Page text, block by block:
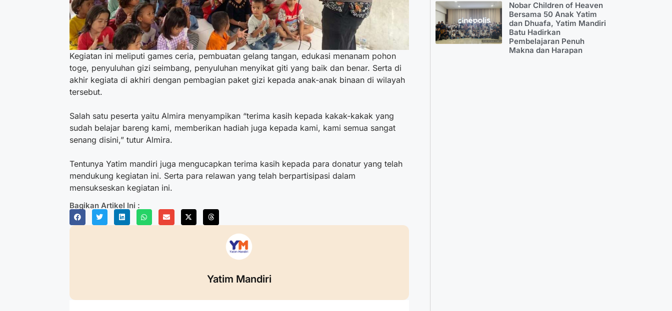
Kegiatan ini meliputi games ceria, pembuatan gelang tangan, edukasi menanam pohon
toge, penyuluhan gizi seimbang, penyuluhan menyikat giti yang baik dan benar. Serta di
akhir kegiata di akhiri dengan pembagian paket gizi kepada anak-anak binaan di wilayah
tersebut.
Salah satu peserta yaitu Almira menyampikan “terima kasih kepada kakak-kakak yang
sudah belajar bareng kami, memberikan hadiah juga kepada kami, kami semua sangat
senang disini,” tutur Almira.
Tentunya Yatim mandiri juga mengucapkan terima kasih kepada para donatur yang telah
mendukung kegiatan ini. Serta para relawan yang telah berpartisipasi dalam
mensukseskan kegiatan ini.
Bagikan Artikel Ini :
Yatim Mandiri
Nobar Children of Heaven
Bersama 50 Anak Yatim
dan Dhuafa, Yatim Mandiri
Batu Hadirkan
Pembelajaran Penuh
Makna dan Harapan